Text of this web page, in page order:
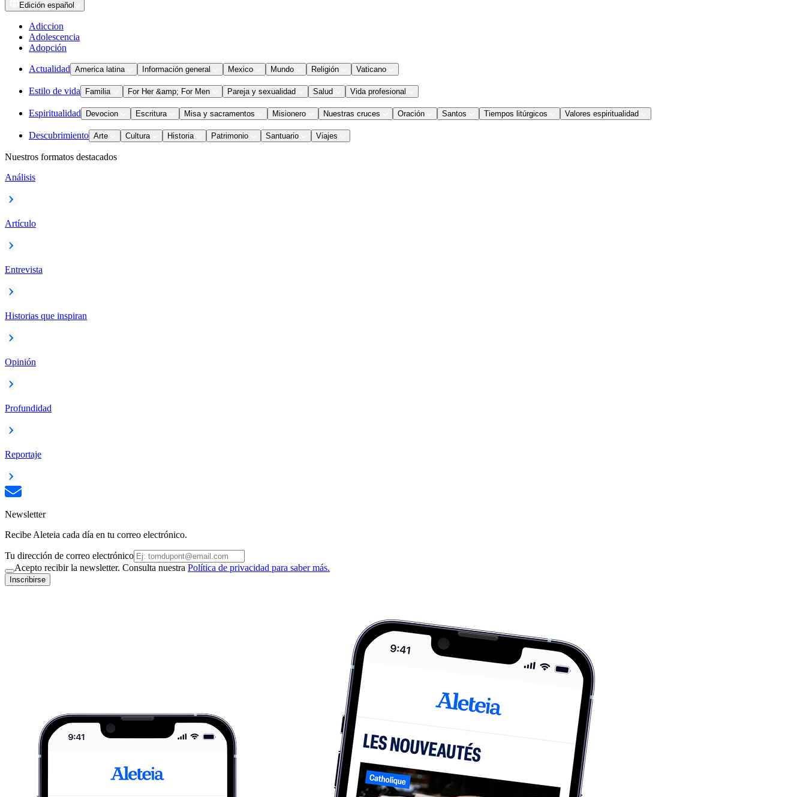
Edición español
Adiccion
Adolescencia
Adopción
Actualidad America latina Información general Mexico Mundo Religión Vaticano
Estilo de vida Familia For Her &amp; For Men Pareja y sexualidad Salud Vida profesional
Espiritualidad Devocion Escritura Misa y sacramentos Misionero Nuestras cruces Oración Santos Tiempos litúrgicos Valores espiritualidad
Descubrimiento Arte Cultura Historia Patrimonio Santuario Viajes
Nuestros formatos destacados
Análisis
Artículo
Entrevista
Historias que inspiran
Opinión
Profundidad
Reportaje
Newsletter
Recibe Aleteia cada día en tu correo electrónico.
Tu dirección de correo electrónico
Acepto recibir la newsletter. Consulta nuestra Política de privacidad para saber más.
Inscribirse